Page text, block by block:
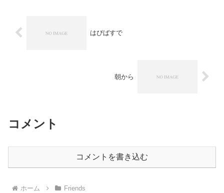
はぴばすで
朝から
コメント
コメントを書き込む
ホーム Friends